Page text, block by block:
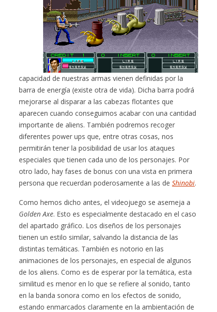
capacidad de nuestras armas vienen definidas por la
barra de energía (existe otra de vida). Dicha barra podrá
mejorarse al disparar a las cabezas flotantes que
aparecen cuando conseguimos acabar con una cantidad
importante de aliens. También podremos recoger
diferentes power ups que, entre otras cosas, nos
permitirán tener la posibilidad de usar los ataques
especiales que tienen cada uno de los personajes. Por
otro lado, hay fases de bonus con una vista en primera
persona que recuerdan poderosamente a las deShinobi.
Como hemos dicho antes, el videojuego se asemeja a
Golden Axe. Esto es especialmente destacado en el caso
del apartado gráfico. Los diseños de los personajes
tienen un estilo similar, salvando la distancia de las
distintas temáticas. También es notorio en las
animaciones de los personajes, en especial de algunos
de los aliens. Como es de esperar por la temática, esta
similitud es menor en lo que se refiere al sonido, tanto
en la banda sonora como en los efectos de sonido,
estando enmarcados claramente en la ambientación de